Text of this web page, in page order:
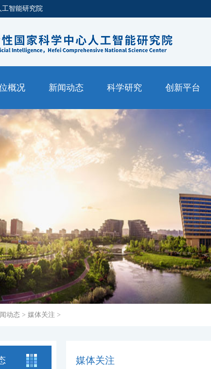
智能研究院
概况 新闻动态 科学研究 创新平台
动态 > 媒体关注 >
媒体关注